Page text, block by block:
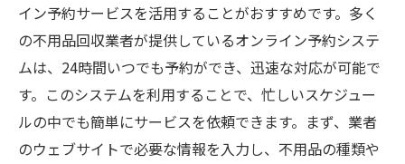
イン予約サービスを活用することがおすすめです。多く
の不用品回収業者が提供しているオンライン予約システ
ムは、24時間いつでも予約ができ、迅速な対応が可能で
す。このシステムを利用することで、忙しいスケジュー
ルの中でも簡単にサービスを依頼できます。まず、業者
のウェブサイトで必要な情報を入力し、不用品の種類や